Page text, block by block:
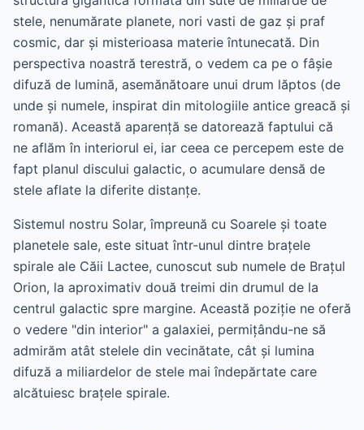
stele, nenumărate planete, nori vasti de gaz și praf
cosmic, dar și misterioasa materie întunecată. Din
perspectiva noastră terestră, o vedem ca pe o fâșie
difuză de lumină, asemănătoare unui drum lăptos (de
unde și numele, inspirat din mitologiile antice greacă și
romană). Această aparență se datorează faptului că
ne aflăm în interiorul ei, iar ceea ce percepem este de
fapt planul discului galactic, o acumulare densă de
stele aflate la diferite distanțe.
Sistemul nostru Solar, împreună cu Soarele și toate
planetele sale, este situat într-unul dintre brațele
spirale ale Căii Lactee, cunoscut sub numele de Brațul
Orion, la aproximativ două treimi din drumul de la
centrul galactic spre margine. Această poziție ne oferă
o vedere "din interior" a galaxiei, permițându-ne să
admirăm atât stelele din vecinătate, cât și lumina
difuză a miliardelor de stele mai îndepărtate care
alcătuiesc brațele spirale.